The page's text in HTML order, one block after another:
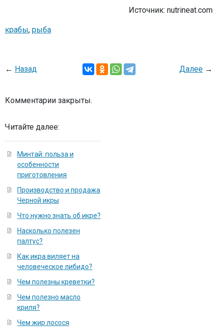
Источник: nutrineat.com
крабы, рыба
← Назад Далее →
Комментарии закрыты.
Читайте далее:
Минтай: польза и
особенности
приготовления
Производство и продажа
Черной икры
Что нужно знать об икре?
Насколько полезен
палтус?
Как икра виляет на
человеческое либидо?
Чем полезны креветки?
Чем полезно масло
криля?
Чем жир лосося